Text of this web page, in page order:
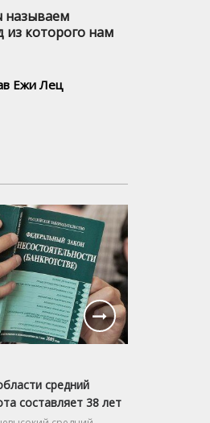
называем
из которого нам
Ежи Лец
средний
составляет 38 лет